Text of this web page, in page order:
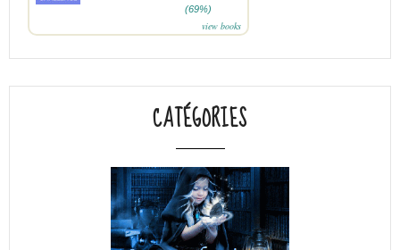
(69%)
view books
CATÉGORIES